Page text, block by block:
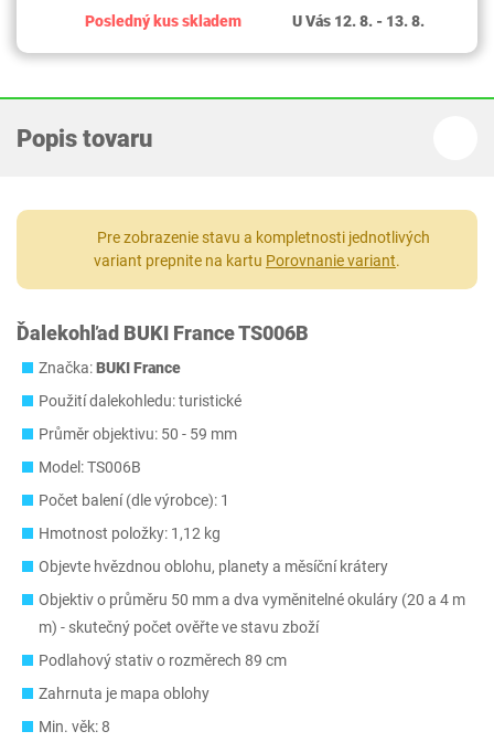
Posledný kus skladem
U Vás 12. 8. - 13. 8.
Popis tovaru
Pre zobrazenie stavu a kompletnosti jednotlivých
variant prepnite na kartu Porovnanie variant.
Ďalekohľad BUKI France TS006B
Značka:BUKI France
Použití dalekohledu: turistické
Průměr objektivu: 50 - 59 mm
Model: TS006B
Počet balení (dle výrobce): 1
Hmotnost položky: 1,12 kg
Objevte hvězdnou oblohu, planety a měsíční krátery
Objektiv o průměru 50 mm a dva vyměnitelné okuláry (20 a 4 m
m) - skutečný počet ověřte ve stavu zboží
Podlahový stativ o rozměrech 89 cm
Zahrnuta je mapa oblohy
Min. věk: 8